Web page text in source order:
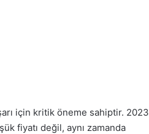
için kritik öneme sahiptir. 2023
fiyatı değil, aynı zamanda